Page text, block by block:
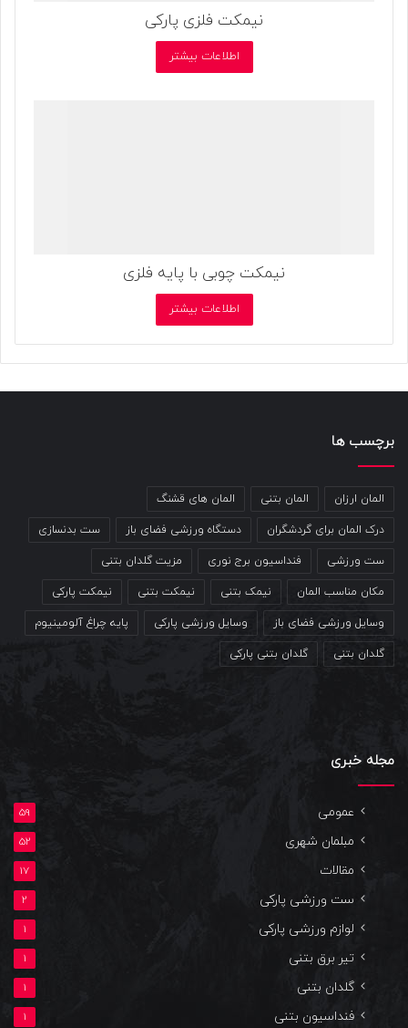
نیمکت فلزی پارکی
اطلاعات بیشتر
نیمکت چوبی با پایه فلزی
اطلاعات بیشتر
برچسب ها
المان ارزان المان بتنی المان های قشنگ
درک المان برای گردشگران دستگاه ورزشی فضای باز ست بدنسازی
ست ورزشی فنداسیون برج نوری مزیت گلدان بتنی
مکان مناسب المان نیمک بتنی نیمکت بتنی نیمکت پارکی
وسایل ورزشی فضای باز وسایل ورزشی پارکی پایه چراغ آلومینیوم
گلدان بتنی گلدان بتنی پارکی
مجله خبری
عمومی 59
مبلمان شهری 52
مقالات 17
ست ورزشی پارکی 2
لوازم ورزشی پارکی 1
تیر برق بتنی 1
گلدان بتنی 1
فنداسیون بتنی 1